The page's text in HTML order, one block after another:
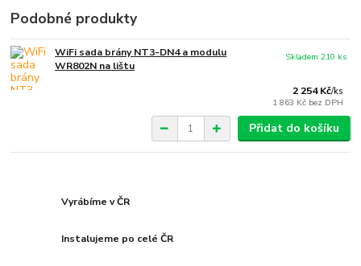
Podobné produkty
WiFi sada brány NT3-DN4 a modulu
WR802N na lištu
2 254 Kč/ks
1 863 Kč bez DPH
Skladem 210 ks
Přidat do košíku
Vyrábíme v ČR
Instalujeme po celé ČR